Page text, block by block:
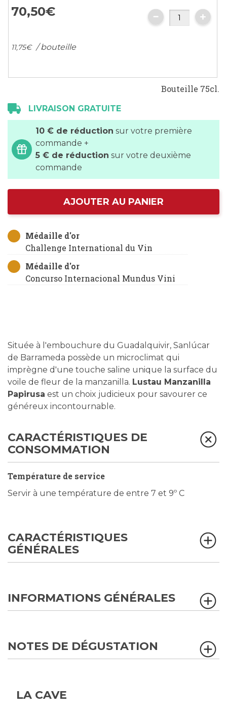
the
images
70,50€
11,75€ / bouteille
Bouteille 75cl.
LIVRAISON GRATUITE
10 € de réduction sur votre première
commande +
5 € de réduction sur votre deuxième
commande
AJOUTER AU PANIER
Médaille d'or
Challenge International du Vin
Médaille d'or
Concurso Internacional Mundus Vini
Située à l'embouchure du Guadalquivir, Sanlúcar
de Barrameda possède un microclimat qui
imprègne d'une touche saline unique la surface du
voile de fleur de la manzanilla. Lustau Manzanilla
Papirusa est un choix judicieux pour savourer ce
généreux incontournable.
CARACTÉRISTIQUES DE
CONSOMMATION
Température de service
Servir à une température de entre 7 et 9º C
CARACTÉRISTIQUES
GÉNÉRALES
INFORMATIONS GÉNÉRALES
NOTES DE DÉGUSTATION
LA CAVE